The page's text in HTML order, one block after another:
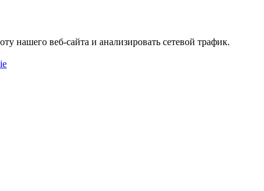
нашего веб-сайта и анализировать сетевой трафик.